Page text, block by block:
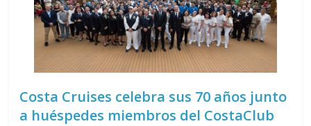
Costa Cruises celebra sus 70 años junto
a huéspedes miembros del CostaClub